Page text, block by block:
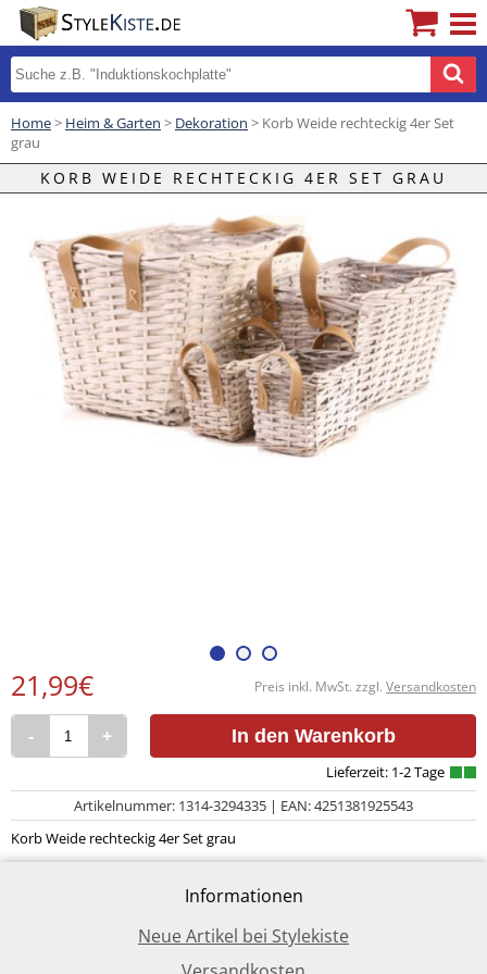
Home> Heim & Garten > Dekoration > Korb Weide rechteckig 4er Set
grau
KORB WEIDE RECHTECKIG 4ER SET GRAU
Preis inkl. MwSt. zzgl. Versandkosten
21,99€
- + In den Warenkorb
Artikelnummer: 1314-3294335 | EAN: 4251381925543
Korb Weide rechteckig 4er Set grau
Informationen
Neue Artikel bei Stylekiste